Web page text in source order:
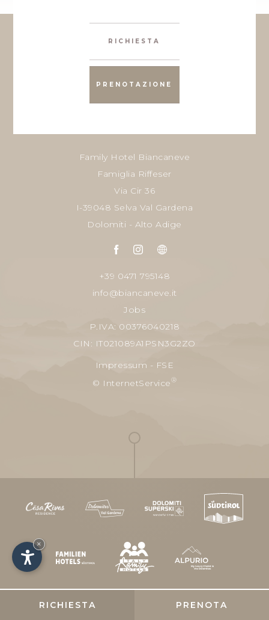
RICHIESTA PRENOTA
RICHIESTA
PRENOTAZIONE
Family Hotel Biancaneve
Famiglia Riffeser
Via Cir 36
I-39048 Selva Val Gardena
Dolomiti - Alto Adige
+39 0471 795148
info@biancaneve.it
Jobs
P.IVA: 00376040218
CIN: IT021089A1PSN3G2ZO
Impressum - FSE
© InternetService®
×